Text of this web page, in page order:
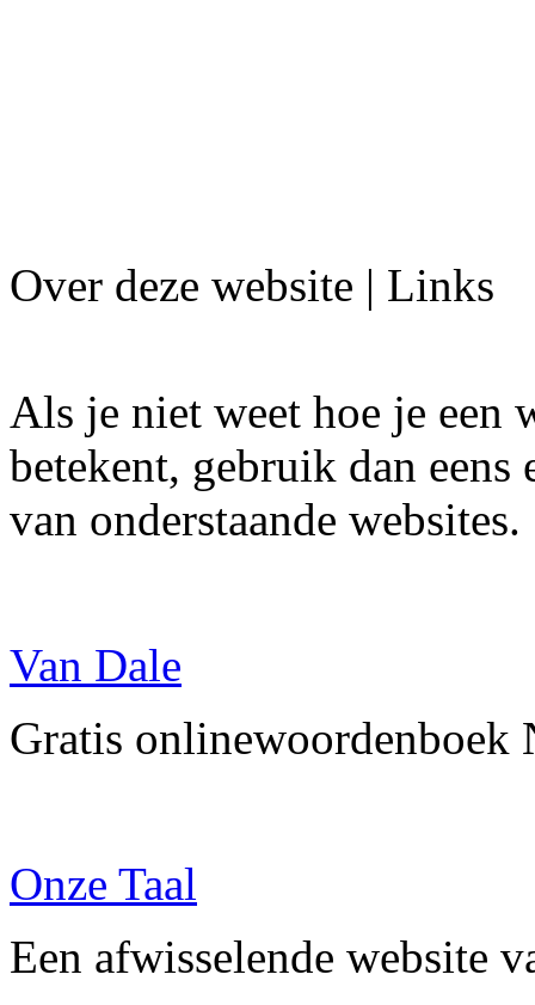
Over deze website | Links
Als je niet weet hoe je
betekent, gebruik dan
van onderstaande websites.
Van Dale
Gratis onlinewoordenboek
Onze Taal
Een afwisselende website